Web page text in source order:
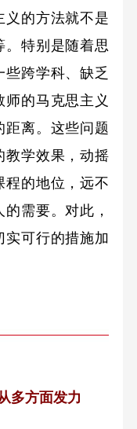
义的方法就不是
。特别是随着思
跨学科、缺乏
的马克思主义
距离。这些问题
教学效果，动摇
程的地位，远不
需要。对此，
实可行的措施加
多方面发力